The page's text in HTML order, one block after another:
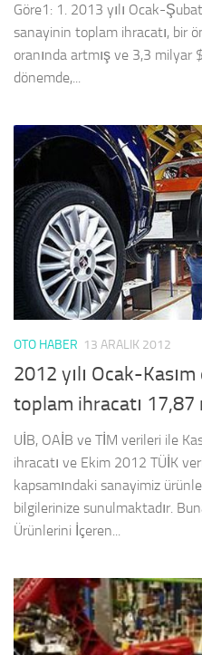
Göre1: 1. 2013 yılı Ocak-
sanayinin toplam ihracatı, bir
oranında artmış ve 3,3 milyar
dönemde,...
OTO HABER 13 ARALIK 2012
2012 yılı Ocak-
toplam ihracatı
UİB, OAİB ve TİM verileri ile
ihracatı ve Ekim 2012 TÜİK
kapsamındaki sanayimiz
bilgilerinize sunulmaktadır.
Ürünlerini İçeren...